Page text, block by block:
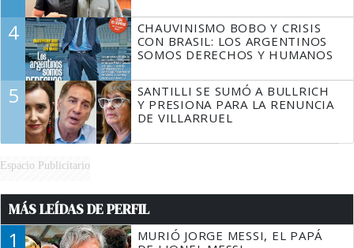
4
CHAUVINISMO BOBO Y CRISIS
CON BRASIL: LOS ARGENTINOS
SOMOS DERECHOS Y HUMANOS
5
SANTILLI SE SUMÓ A BULLRICH
Y PRESIONA PARA LA RENUNCIA
DE VILLARRUEL
Espacio Publicitario
MÁS LEÍDAS DE PERFIL
1
MURIÓ JORGE MESSI, EL PAPÁ